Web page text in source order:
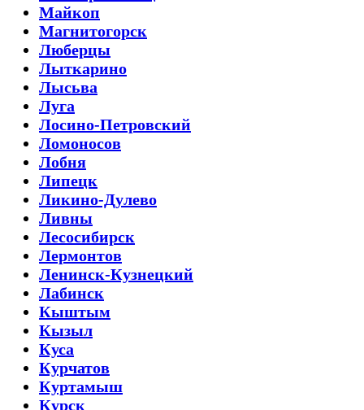
Майкоп
Магнитогорск
Люберцы
Лыткарино
Лысьва
Луга
Лосино-Петровский
Ломоносов
Лобня
Липецк
Ликино-Дулево
Ливны
Лесосибирск
Лермонтов
Ленинск-Кузнецкий
Лабинск
Кыштым
Кызыл
Куса
Курчатов
Куртамыш
Курск